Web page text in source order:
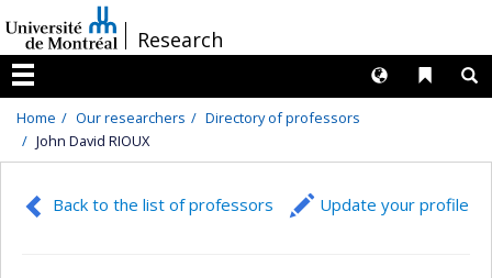
au
contenu
/Research
Menu
Liens
Langues
Home Our researchers
Directory of professors
John David RIOUX
Back to the list of professors Update your profile